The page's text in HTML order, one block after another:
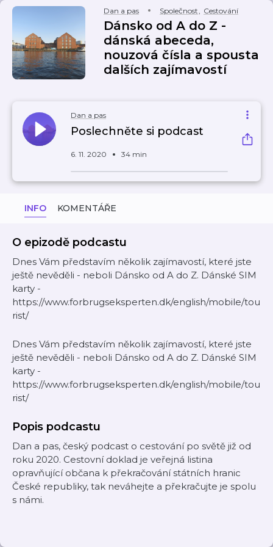
Dan a pas Společnost, Cestování
Dánsko od A do Z -
dánská abeceda,
nouzová čísla a spousta
dalších zajímavostí
Dan a pas
Poslechněte si podcast
6. 11. 2020 34 min
INFO KOMENTÁŘE
O epizodě podcastu
Dnes Vám představím několik zajímavostí, které jste
ještě nevěděli - neboli Dánsko od A do Z. Dánské SIM
karty -
https://www.forbrugseksperten.dk/english/mobile/tou
rist/
Dnes Vám představím několik zajímavostí, které jste
ještě nevěděli - neboli Dánsko od A do Z. Dánské SIM
karty -
https://www.forbrugseksperten.dk/english/mobile/tou
rist/
Popis podcastu
Dan a pas, český podcast o cestování po světě již od
roku 2020. Cestovní doklad je veřejná listina
opravňující občana k překračování státních hranic
České republiky, tak neváhejte a překračujte je spolu
s námi.